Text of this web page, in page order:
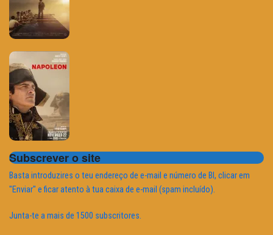
Subscrever o site
Basta introduzires o teu endereço de e-mail e número de BI, clicar em
"Enviar" e ficar atento à tua caixa de e-mail (spam incluído).
Junta-te a mais de 1500 subscritores.